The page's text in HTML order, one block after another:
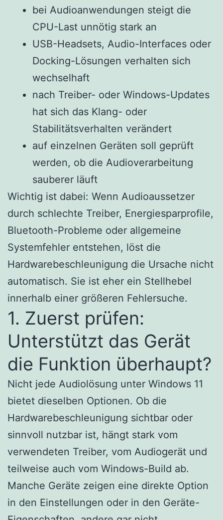
bei Audioanwendungen steigt die
CPU-Last unnötig stark an
USB-Headsets, Audio-Interfaces oder
Docking-Lösungen verhalten sich
wechselhaft
nach Treiber- oder Windows-Updates
hat sich das Klang- oder
Stabilitätsverhalten verändert
auf einzelnen Geräten soll geprüft
werden, ob die Audioverarbeitung
sauberer läuft
Wichtig ist dabei: Wenn Audioaussetzer
durch schlechte Treiber, Energiesparprofile,
Bluetooth-Probleme oder allgemeine
Systemfehler entstehen, löst die
Hardwarebeschleunigung die Ursache nicht
automatisch. Sie ist eher ein Stellhebel
innerhalb einer größeren Fehlersuche.
1. Zuerst prüfen:
Unterstützt das Gerät
die Funktion überhaupt?
Nicht jede Audiolösung unter Windows 11
bietet dieselben Optionen. Ob die
Hardwarebeschleunigung sichtbar oder
sinnvoll nutzbar ist, hängt stark vom
verwendeten Treiber, vom Audiogerät und
teilweise auch vom Windows-Build ab.
Manche Geräte zeigen eine direkte Option
in den Einstellungen oder in den Geräte-